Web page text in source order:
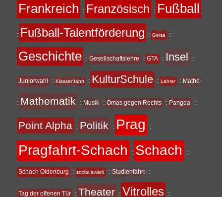
Frankreich : Französisch : Fußball
: Fußball-Talentförderung : Geisa :
Geschichte : Gesellschaftslehre : GTA : Insel :
Juniorwahl : Klassenfahrt : KulturSchule : Lehrer : Mathe
: Mathematik : Musik : Omas gegen Rechts : Pangea :
Point Alpha : Politik : Prag :
Pragfahrt-Schach : Schach :
Schach Oldenburg : social award : Studienfahrt :
Tag der offenen Tür : Theater : Vitrolles :